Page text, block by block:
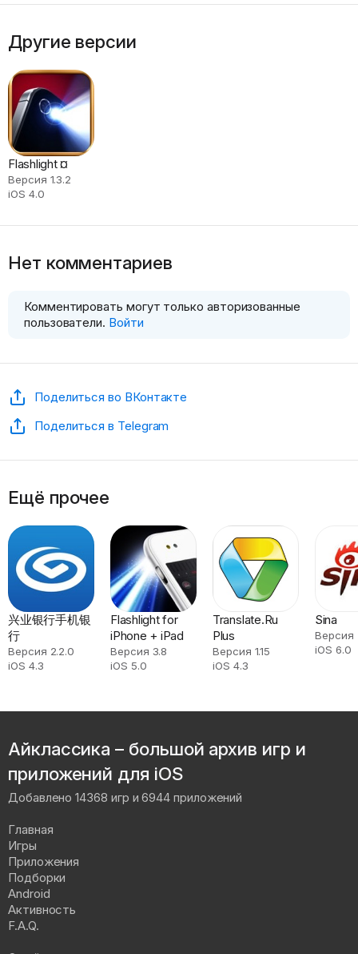
Другие версии
Flashlight ¤
Версия 1.3.2
iOS 4.0
Нет комментариев
Комментировать могут только авторизованные
пользователи. Войти
Поделиться во ВКонтакте
Поделиться в Telegram
Ещё прочее
兴业银行手机银
行
Версия 2.2.0
iOS 4.3
Flashlight for
iPhone + iPad
Версия 3.8
iOS 5.0
Translate.Ru
Plus
Версия 1.15
iOS 4.3
Sina
Версия
iOS 6.0
Айклассика – большой архив игр и
приложений для iOS
Добавлено 14368 игр и 6944 приложений
Главная
Игры
Приложения
Подборки
Android
Активность
F.A.Q.